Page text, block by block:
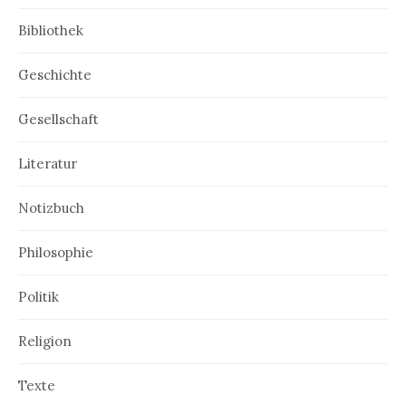
Bibliothek
Geschichte
Gesellschaft
Literatur
Notizbuch
Philosophie
Politik
Religion
Texte